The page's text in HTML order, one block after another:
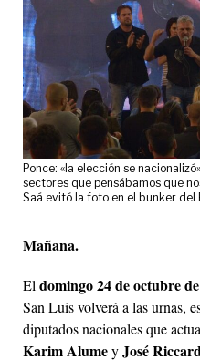
Ponce: «la elección se
sectores que pensábamos que
Saá evitó la foto en el bunker del
Mañana.
El domingo 24 de octubre
San Luis volverá a las urnas,
diputados nacionales que
Karim AlumeyJosé